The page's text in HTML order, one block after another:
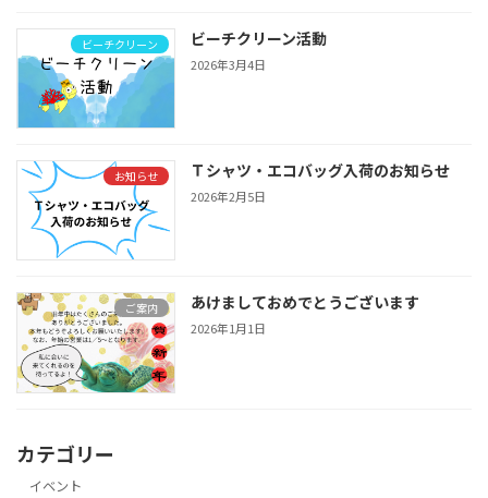
ビーチクリーン ビーチクリーン活動
2026年3月4日
お知らせ Ｔシャツ・エコバッグ入荷のお知らせ
2026年2月5日
ご案内 あけましておめでとうございます
2026年1月1日
カテゴリー
イベント